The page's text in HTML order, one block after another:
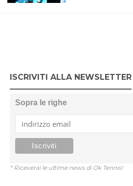
ISCRIVITI ALLA NEWSLETTER
Sopra le righe
* Riceverai le ultime news di Ok Tennis!